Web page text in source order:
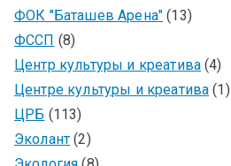
ФОК "Баташев Арена" (13)
ФССП (8)
Центр культуры и креатива (4)
Центре культуры и креатива (1)
ЦРБ (113)
Эколант (2)